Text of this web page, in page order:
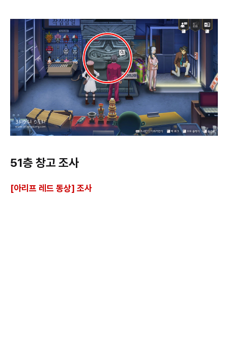
51층 창고 조사
[아리프 레드 동상] 조사